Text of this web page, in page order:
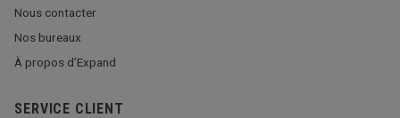
Nous contacter
Nos bureaux
À propos d’Expand
SERVICE CLIENT